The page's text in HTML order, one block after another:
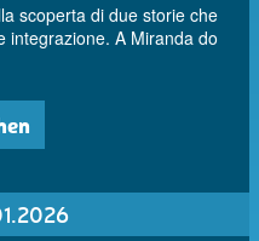
scoperta di due storie che
integrazione. A Miranda do